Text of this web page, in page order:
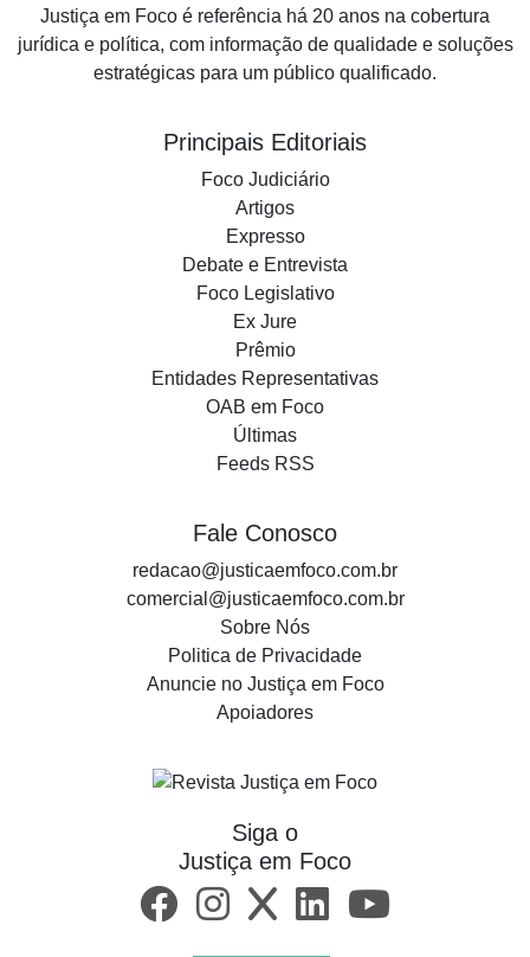
Justiça em Foco é referência há 20 anos na cobertura
jurídica e política, com informação de qualidade e soluções
estratégicas para um público qualificado.
Principais Editoriais
Foco Judiciário
Artigos
Expresso
Debate e Entrevista
Foco Legislativo
Ex Jure
Prêmio
Entidades Representativas
OAB em Foco
Últimas
Feeds RSS
Fale Conosco
redacao@justicaemfoco.com.br
comercial@justicaemfoco.com.br
Sobre Nós
Politica de Privacidade
Anuncie no Justiça em Foco
Apoiadores
Siga o
Justiça em Foco